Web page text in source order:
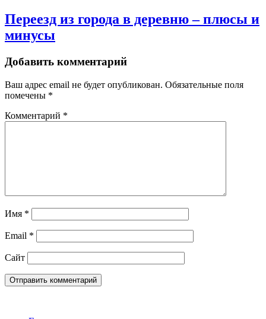
Переезд из города в деревню – плюсы и
минусы
Добавить комментарий
Ваш адрес email не будет опубликован. Обязательные поля
помечены *
Комментарий *
Имя *
Email *
Сайт